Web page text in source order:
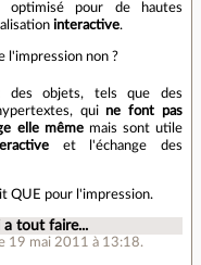
pour de hautes
interactive.
l'impression non ?
des objets, tels que des
qui ne font pas
elle mêmemais sont utile
et l'échange des
QUE pour l'impression.
a tout faire...
19 mai 2011 à 13:18.